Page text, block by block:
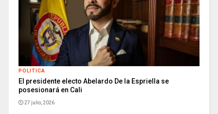
POLITICA
El presidente electo Abelardo De la Espriella se
posesionará en Cali
27 julio, 2026